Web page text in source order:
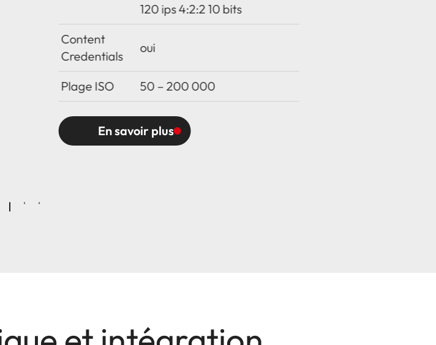
120 ips 4:2:2 10 bits
Content
Credentials
oui
Plage ISO 50 – 200 000
En savoir plus